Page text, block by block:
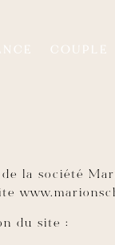
COUPLE
la société
du site :